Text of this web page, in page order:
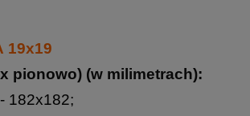
19x19
pionowo) (w milimetrach):
182x182;